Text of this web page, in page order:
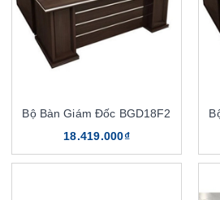
Bộ Bàn Giám Đốc BGD18F2
18.419.000₫